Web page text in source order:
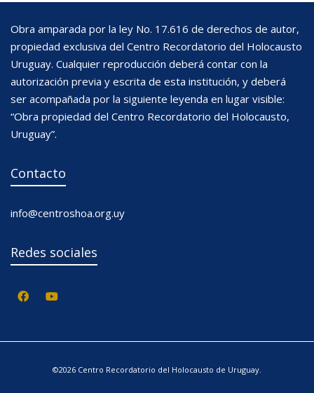
Obra amparada por la ley No. 17.616 de derechos de autor,
propiedad exclusiva del Centro Recordatorio del Holocausto
Uruguay. Cualquier reproducción deberá contar con la
autorización previa y escrita de esta institución, y deberá
ser acompañada por la siguiente leyenda en lugar visible:
“Obra propiedad del Centro Recordatorio del Holocausto,
Uruguay”.
Contacto
info@centroshoa.org.uy
Redes sociales
©2026 Centro Recordatorio del Holocausto de Uruguay.